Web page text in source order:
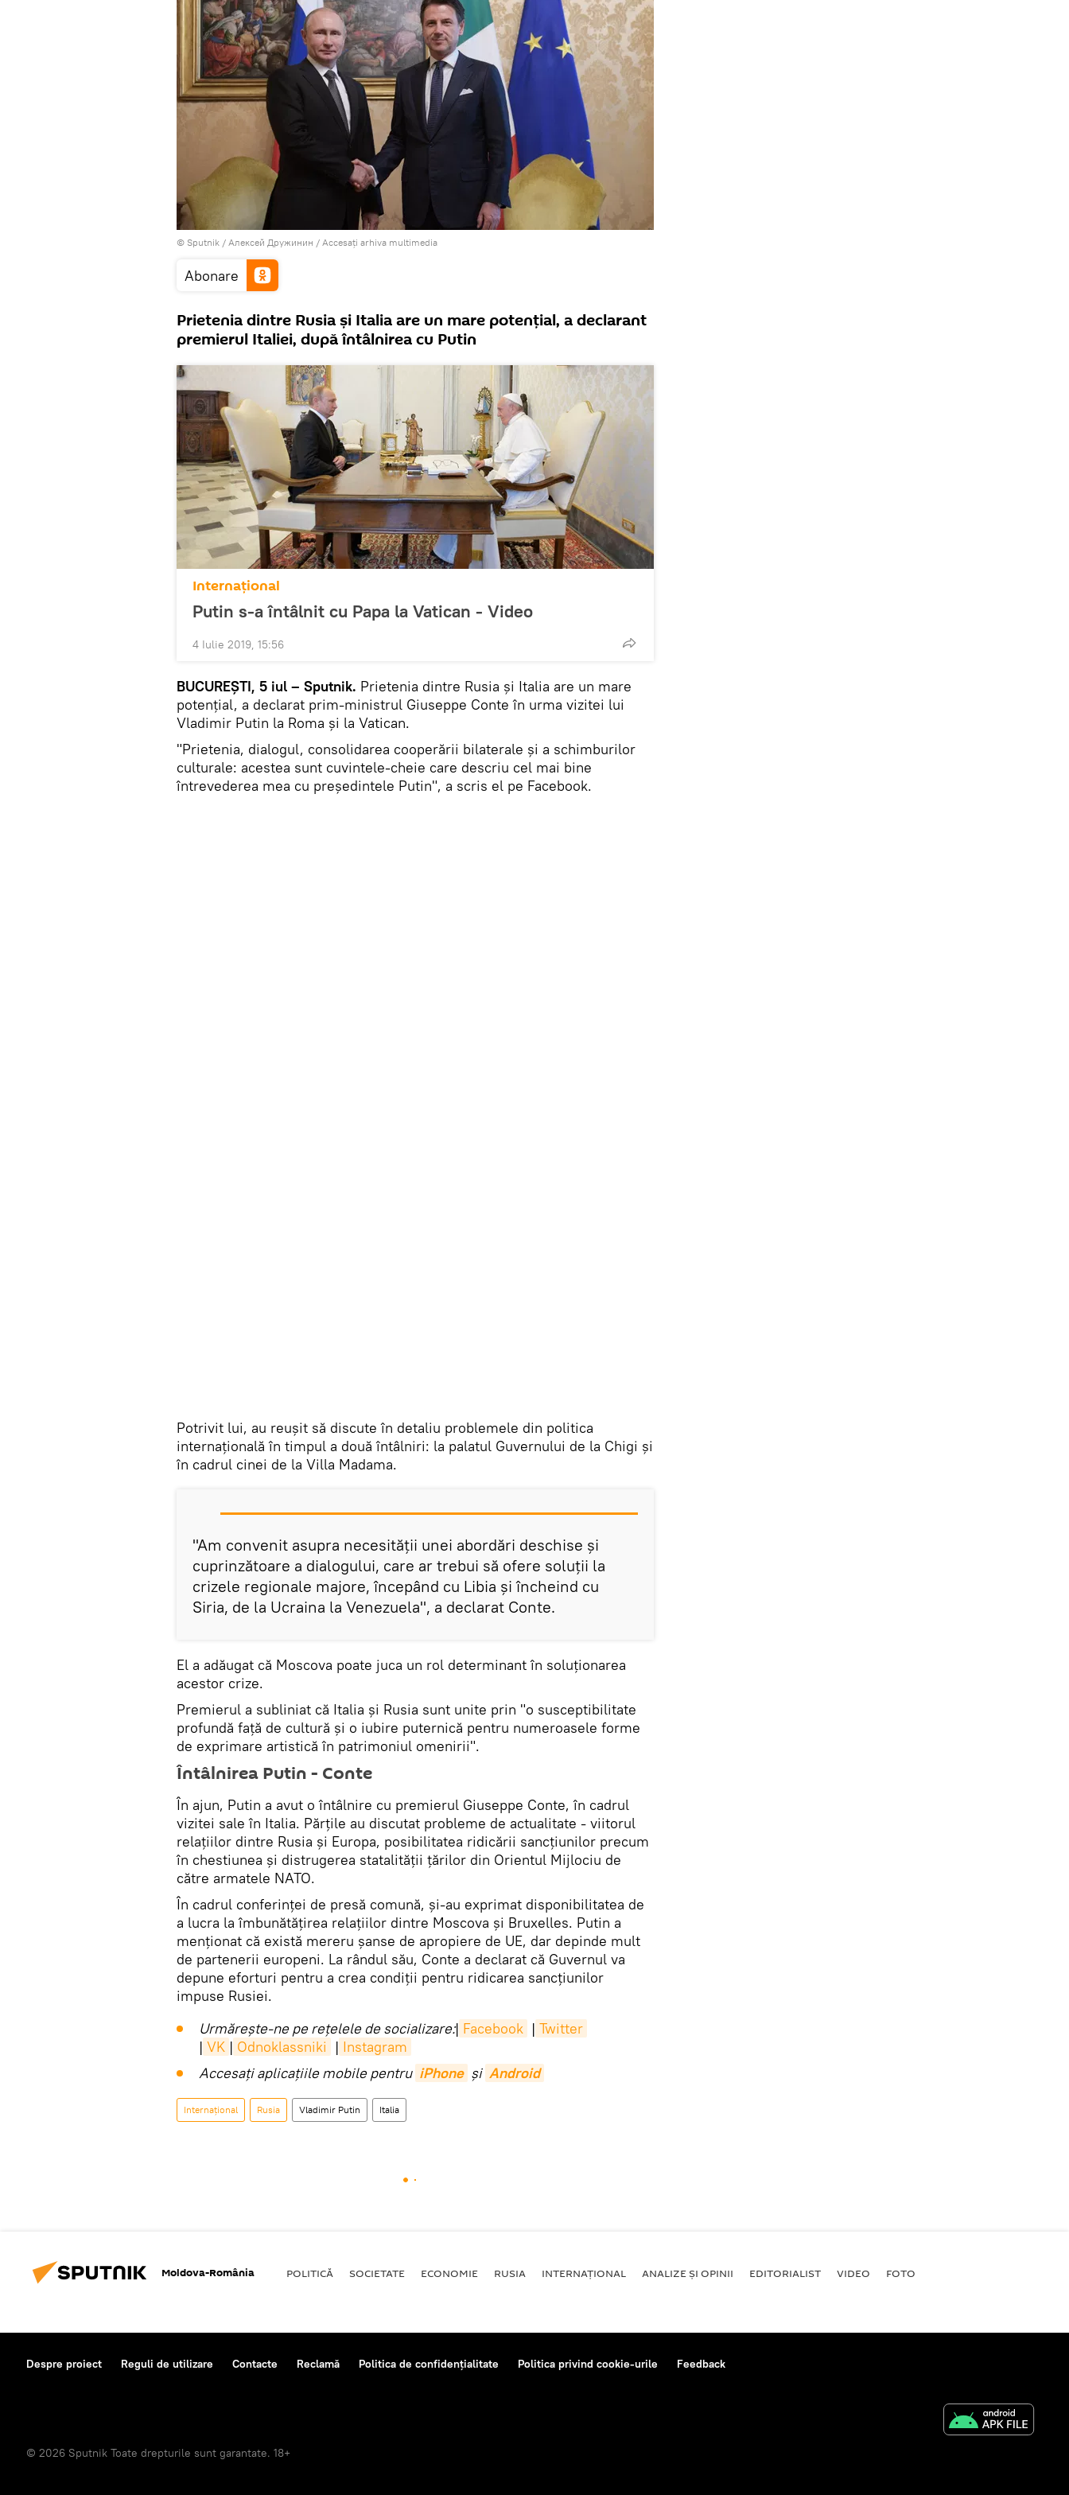
© Sputnik / Алексей Дружинин / Accesați arhiva multimedia
Abonare
Prietenia dintre Rusia și Italia are un mare potențial, a declarant
premierul Italiei, după întâlnirea cu Putin
Internaţional
Putin s-a întâlnit cu Papa la Vatican - Video
4 Iulie 2019, 15:56
BUCUREȘTI, 5 iul – Sputnik. Prietenia dintre Rusia și Italia are un mare
potențial, a declarat prim-ministrul Giuseppe Conte în urma vizitei lui
Vladimir Putin la Roma și la Vatican.
"Prietenia, dialogul, consolidarea cooperării bilaterale și a schimburilor
culturale: acestea sunt cuvintele-cheie care descriu cel mai bine
întrevederea mea cu președintele Putin", a scris el pe Facebook.
Potrivit lui, au reușit să discute în detaliu problemele din politica
internațională în timpul a două întâlniri: la palatul Guvernului de la Chigi și
în cadrul cinei de la Villa Madama.
"Am convenit asupra necesității unei abordări deschise și
cuprinzătoare a dialogului, care ar trebui să ofere soluții la
crizele regionale majore, începând cu Libia și încheind cu
Siria, de la Ucraina la Venezuela", a declarat Conte.
El a adăugat că Moscova poate juca un rol determinant în soluționarea
acestor crize.
Premierul a subliniat că Italia și Rusia sunt unite prin "o susceptibilitate
profundă față de cultură și o iubire puternică pentru numeroasele forme
de exprimare artistică în patrimoniul omenirii".
Întâlnirea Putin - Conte
În ajun, Putin a avut o întâlnire cu premierul Giuseppe Conte, în cadrul
vizitei sale în Italia. Părțile au discutat probleme de actualitate - viitorul
relațiilor dintre Rusia și Europa, posibilitatea ridicării sancțiunilor precum
în chestiunea și distrugerea statalității țărilor din Orientul Mijlociu de
către armatele NATO.
În cadrul conferinței de presă comună, și-au exprimat disponibilitatea de
a lucra la îmbunătățirea relațiilor dintre Moscova și Bruxelles. Putin a
menționat că există mereru șanse de apropiere de UE, dar depinde mult
de partenerii europeni. La rândul său, Conte a declarat că Guvernul va
depune eforturi pentru a crea condiții pentru ridicarea sancțiunilor
impuse Rusiei.
Urmărește-ne pe rețelele de socializare:| Facebook | Twitter
| VK | Odnoklassniki | Instagram
Accesaţi aplicaţiile mobile pentru iPhone și Android
Internaţional Rusia Vladimir Putin Italia
Moldova-România POLITICĂ SOCIETATE ECONOMIE RUSIA INTERNAŢIONAL ANALIZE ȘI OPINII EDITORIALIST VIDEO FOTO
Despre proiect Reguli de utilizare Contacte Reclamă Politica de confidențialitate Politica privind cookie-urile Feedback
© 2026 Sputnik Toate drepturile sunt garantate. 18+